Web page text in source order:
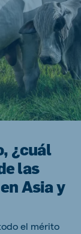
¿cuál
las
Asia y
el mérito